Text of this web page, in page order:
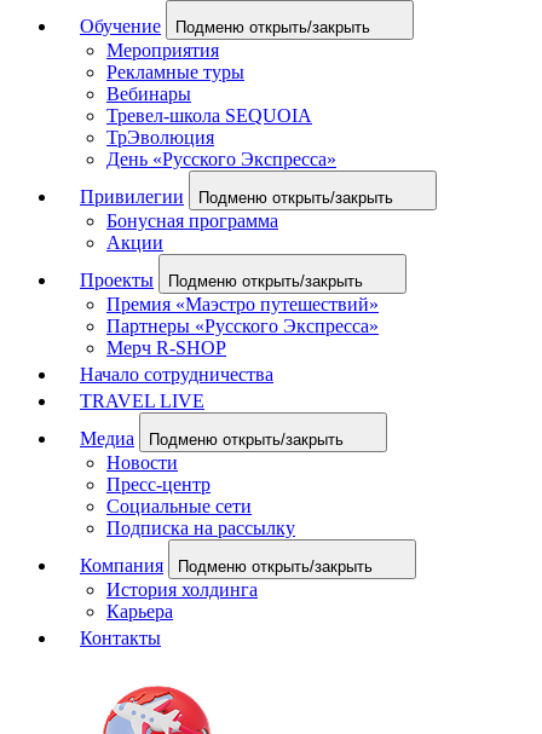
Обучение
Подменю открыть/закрыть
Мероприятия
Рекламные туры
Вебинары
Тревел-школа SEQUOIA
ТрЭволюция
День «Русского Экспресса»
Привилегии
Подменю открыть/закрыть
Бонусная программа
Акции
Проекты
Подменю открыть/закрыть
Премия «Маэстро путешествий»
Партнеры «Русского Экспресса»
Мерч R-SHOP
Начало сотрудничества
TRAVEL LIVE
Медиа
Подменю открыть/закрыть
Новости
Пресс-центр
Социальные сети
Подписка на рассылку
Компания
Подменю открыть/закрыть
История холдинга
Карьера
Контакты